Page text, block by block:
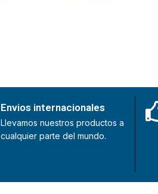
Envios internacionales
Llevamos nuestros productos a
cualquier parte del mundo.